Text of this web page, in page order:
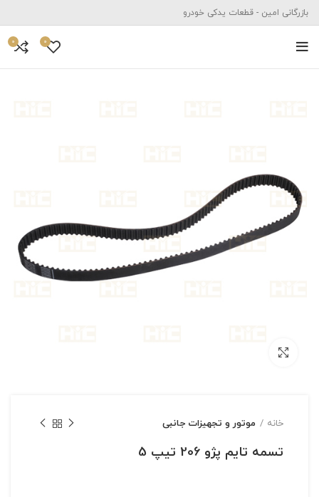
بازرگانی امین - قطعات یدکی خودرو
0
0
خانه موتور و تجهیزات جانبی
تسمه تایم پژو 206 تیپ 5